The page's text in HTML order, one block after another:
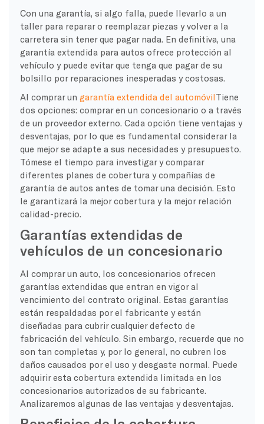
Con una garantía, si algo falla, puede llevarlo a un
taller para reparar o reemplazar piezas y volver a la
carretera sin tener que pagar nada. En definitiva, una
garantía extendida para autos ofrece protección al
vehículo y puede evitar que tenga que pagar de su
bolsillo por reparaciones inesperadas y costosas.
Al comprar un garantía extendida del automóvilTiene
dos opciones: comprar en un concesionario o a través
de un proveedor externo. Cada opción tiene ventajas y
desventajas, por lo que es fundamental considerar la
que mejor se adapte a sus necesidades y presupuesto.
Tómese el tiempo para investigar y comparar
diferentes planes de cobertura y compañías de
garantía de autos antes de tomar una decisión. Esto
le garantizará la mejor cobertura y la mejor relación
calidad-precio.
Garantías extendidas de
vehículos de un concesionario
Al comprar un auto, los concesionarios ofrecen
garantías extendidas que entran en vigor al
vencimiento del contrato original. Estas garantías
están respaldadas por el fabricante y están
diseñadas para cubrir cualquier defecto de
fabricación del vehículo. Sin embargo, recuerde que no
son tan completas y, por lo general, no cubren los
daños causados por el uso y desgaste normal. Puede
adquirir esta cobertura extendida limitada en los
concesionarios autorizados de su fabricante.
Analizaremos algunas de las ventajas y desventajas.